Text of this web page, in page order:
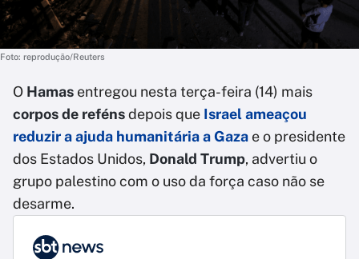
Foto: reprodução/Reuters
O Hamas entregou nesta terça-feira (14) mais
corpos de refénsdepois que Israel ameaçou
reduzir a ajuda humanitária a Gaza e o presidente
dos Estados Unidos, Donald Trump, advertiu o
grupo palestino com o uso da força caso não se
desarme.